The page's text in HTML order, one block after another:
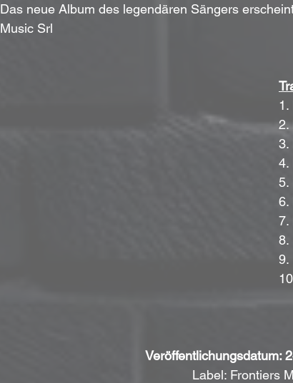
Das neue Album des legendären Sängers
Music Srl
1.
2.
3.
4.
5.
6.
7.
8.
9.
Veröffentlichungsdatum:
Label: Frontiers